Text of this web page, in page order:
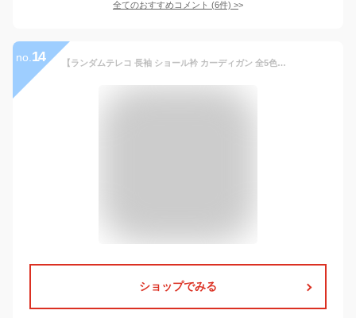
全てのおすすめコメント (6件) >
no. 14 【ランダムテレコ 長袖 ショール衿 カーディガン 全5色】 メンズファッション メンズ カーディガン カーデガン トップス カジュアル キレイめ おしゃれ
ショップでみる